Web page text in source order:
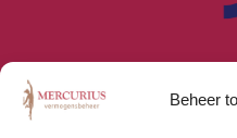
Beheer